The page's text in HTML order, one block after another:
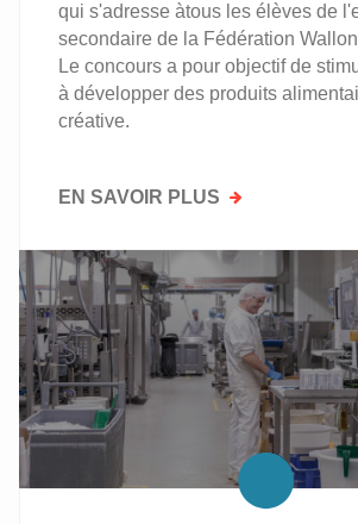
qui s'adresse àtous les élèves de
secondaire de la Fédération
Le concours a pour objectif de
à développer des produits
créative.
EN SAVOIR PLUS SUR
COMPÉTITION
TROHPÉE
FEVIA
WALLONIE
2017
EST
PRÉSENT
OUVERTE!